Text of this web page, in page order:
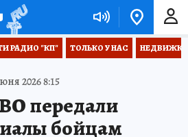
РАДИО "КП" ТОЛЬКО У НАС НЕДВИЖКА
2026 8:15
передали
бойцам